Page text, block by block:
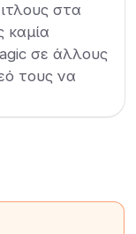
στα
καμία
σε άλλους
τους να